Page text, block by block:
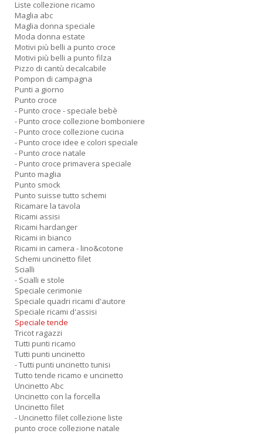
Liste collezione ricamo
Maglia abc
Maglia donna speciale
Moda donna estate
Motivi più belli a punto croce
Motivi più belli a punto filza
Pizzo di cantù decalcabile
Pompon di campagna
Punti a giorno
Punto croce
- Punto croce - speciale bebè
- Punto croce collezione bomboniere
- Punto croce collezione cucina
- Punto croce idee e colori speciale
- Punto croce natale
- Punto croce primavera speciale
Punto maglia
Punto smock
Punto suisse tutto schemi
Ricamare la tavola
Ricami assisi
Ricami hardanger
Ricami in bianco
Ricami in camera - lino&cotone
Schemi uncinetto filet
Scialli
- Scialli e stole
Speciale cerimonie
Speciale quadri ricami d'autore
Speciale ricami d'assisi
Speciale tende
Tricot ragazzi
Tutti punti ricamo
Tutti punti uncinetto
- Tutti punti uncinetto tunisi
Tutto tende ricamo e uncinetto
Uncinetto Abc
Uncinetto con la forcella
Uncinetto filet
- Uncinetto filet collezione liste
punto croce collezione natale